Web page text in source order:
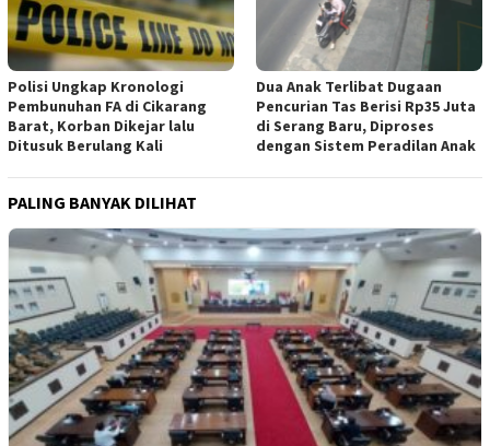
Polisi Ungkap Kronologi
Pembunuhan FA di Cikarang
Barat, Korban Dikejar lalu
Ditusuk Berulang Kali
Dua Anak Terlibat Dugaan
Pencurian Tas Berisi Rp35 Juta
di Serang Baru, Diproses
dengan Sistem Peradilan Anak
PALING BANYAK DILIHAT